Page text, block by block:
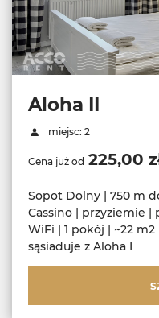
Aloha II
miejsc: 2
Cena już od 225,00
Sopot Dolny | 750 m
Cassino | przyziemie |
WiFi | 1 pokój | ~22
sąsiaduje z Aloha I